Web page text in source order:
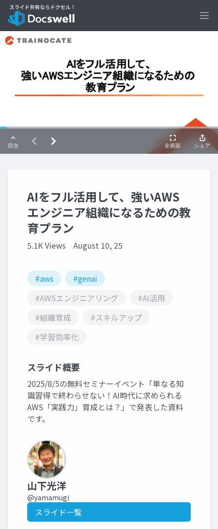
AIをフル活用して、強いAWS
エンジニア組織になるための教
育プラン
5.1K Views August 10, 25
#aws
#genai
#AWSエンジニアリング
#AI活用
#組織育成
#スキルアップ
#学習効率化
スライド概要
2025/8/5の無料セミナーイベント「単なる知
識習得で終わらせない！AI時代に求められる
AWS「実践力」育成とは？」で発表した資料
です。
山下光洋
@yamamugi
スライド一覧